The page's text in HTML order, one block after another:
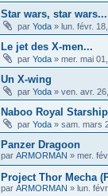
Star wars, star wars...
par Yoda » lun. févr.
Le jet des X-men...
par Yoda » mer. mai
Un X-wing
par Yoda » ven. avr.
Naboo Royal
par Yoda » sam. mars
Panzer Dragoon
par ARMORMAN » mer.
Project Thor Mecha
par ARMORMAN » lun.